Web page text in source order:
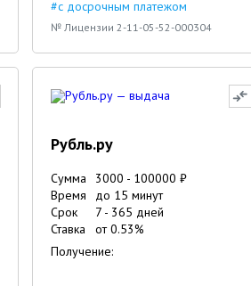
#с досрочным платежом
№ Лицензии 2-11-05-52-000304
Рубль.ру
Сумма 3000 - 100000 ₽
Время
до 15 минут
Срок
7 - 365 дней
Ставка
от0.53%
Получение: